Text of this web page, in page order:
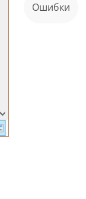
ошибки